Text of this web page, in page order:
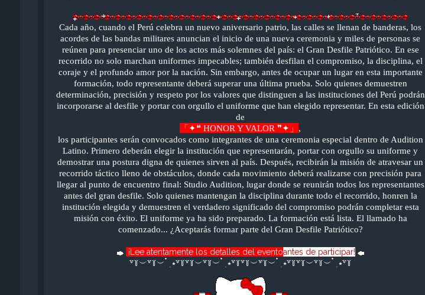
Cada año, cuando el Perú celebra un nuevo aniversario patrio, las calles se llenan de banderas, los
acordes de las bandas militares anuncian el inicio de una nueva ceremonia y miles de personas se
reúnen para presenciar uno de los actos más solemnes del país: el Gran Desfile Patriótico. En ese
recorrido no solo marchan uniformes impecables; también desfilan el compromiso, la disciplina, el
coraje y el profundo amor por la nación. Sin embargo, antes de ocupar un lugar en esta importante
formación, todo representante deberá superar una última prueba. Solo quienes demuestren
determinación, precisión y respeto por los valores que distinguen a las instituciones del Perú podrán
incorporarse al desfile y portar con orgullo el uniforme que han elegido representar. En esta edición
de
「✦❝ HONOR Y VALOR ❞✦」 ,
los participantes serán convocados como integrantes de una ceremonia especial dentro de Audition
Latino. Primero deberán elegir la institución que representarán, portar con orgullo su uniforme y
demostrar una postura digna de quienes sirven al país. Después, recibirán la misión de atravesar un
recorrido táctico lleno de obstáculos, donde cada movimiento deberá realizarse con precisión para
llegar al punto de encuentro final: Studio Audition, lugar donde se reunirán todos los representantes
antes del gran desfile. Solo quienes mantengan la disciplina durante todo el recorrido, honren la
institución elegida y demuestren el verdadero significado del compromiso podrán completar esta
misión con éxito. El uniforme ya ha sido preparado. La formación está lista. El llamado ha
comenzado... ¿Aceptarás formar parte del Gran Desfile Patriótico?
¡Lee atentamente los detalles del eventoantes de participar!
꒷꒦︶꒷꒦︶ ๋ ࣭ ⭑꒷꒦꒷꒦︶꒷꒦︶ ๋ ࣭ ⭑꒷꒦꒷꒦︶꒷꒦︶ ๋ ࣭ ⭑꒷꒦꒷꒦︶꒷꒦︶ ๋ ࣭ ⭑꒷꒦